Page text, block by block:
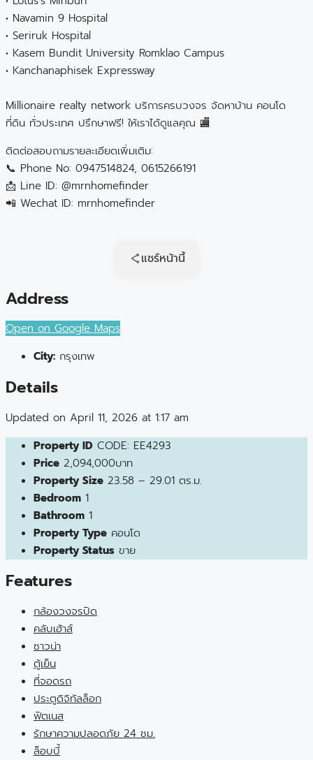
• Navamin 9 Hospital
• Seriruk Hospital
• Kasem Bundit University Romklao Campus
• Kanchanaphisek Expressway
Millionaire realty network บริการครบวงจร จัดหาบ้าน คอนโด
ที่ดิน ทั่วประเทศ ปรึกษาฟรี! ให้เราได้ดูแลคุณ 🏬
ติดต่อสอบถามรายละเอียดเพิ่มเติม:
📞 Phone No: 0947514824, 0615266191
📩 Line ID: @mrnhomefinder
📲 Wechat ID: mrnhomefinder
แชร์หน้านี้
Address
Open on Google Maps
City: กรุงเทพ
Details
Updated on April 11, 2026 at 1:17 am
Property ID CODE: EE4293
Price 2,094,000บาท
Property Size 23.58 – 29.01 ตร.ม.
Bedroom 1
Bathroom 1
Property Type คอนโด
Property Status ขาย
Features
กล้องวงจรปิด
คลับเฮ้าส์
ซาวน่า
ตู้เย็น
ที่จอดรถ
ประตูดิจิทัลล็อก
ฟิตเนส
รักษาความปลอดภัย 24 ชม.
ล็อบบี้